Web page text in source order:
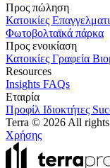
Προς πώληση
Κατοικίες
Φωτοβολταϊκά πάρκα
Προς ενοικίαση
Κατοικίες Γραφεία
Resources
Insights FAQs
Εταιρία
Προφίλ Ιδιοκτήτες
Terra © 2026 All rights
Χρήσης